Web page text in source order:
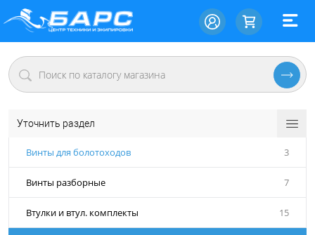
Уточнить раздел
Винты для болотоходов 3
Винты разборные 7
Втулки и втул. комплекты 15